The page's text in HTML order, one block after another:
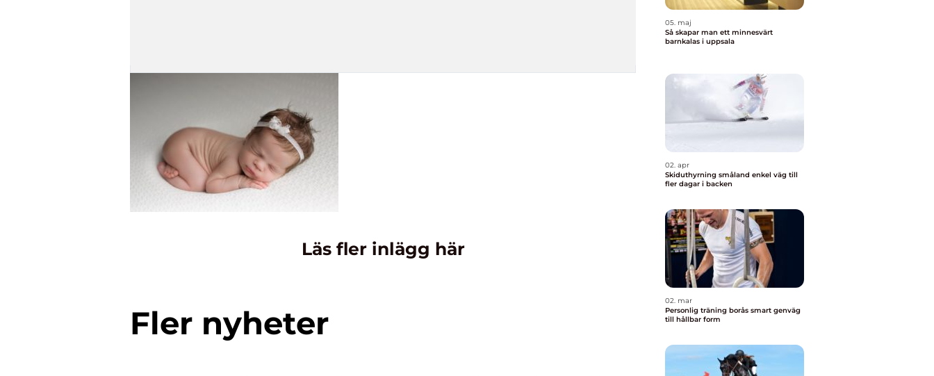
Läs fler inlägg här
Fler nyheter
05. maj
Så skapar man ett minnesvärt
barnkalas i uppsala
02. apr
Skiduthyrning småland enkel väg till
fler dagar i backen
02. mar
Personlig träning borås smart genväg
till hållbar form